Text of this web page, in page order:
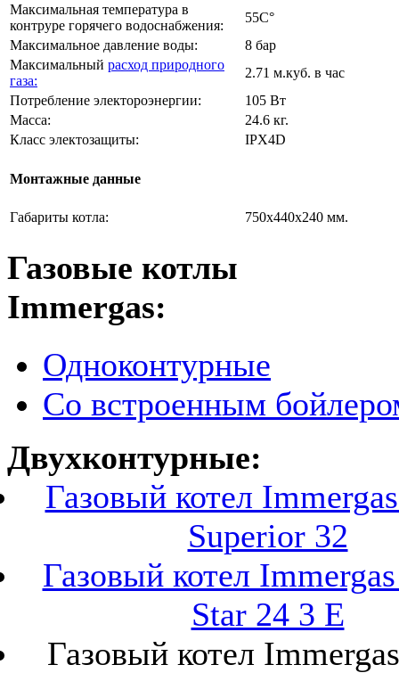
Максимальная температура в
контруре горячего водоснабжения:
55C°
Максимальное давление воды:
8 бар
Максимальный расход природного
газа:
2.71 м.куб. в час
Потребление электороэнергии:
105 Вт
Масса:
24.6 кг.
Класс электозащиты:
IPX4D
Монтажные данные
Габариты котла: 750х440х240 мм.
Газовые котлы
Immergas:
Одноконтурные
Со встроенным
Двухконтурные:
Газовый котел
Superior 32
Газовый котел
Star 24 3 E
Газовый котел